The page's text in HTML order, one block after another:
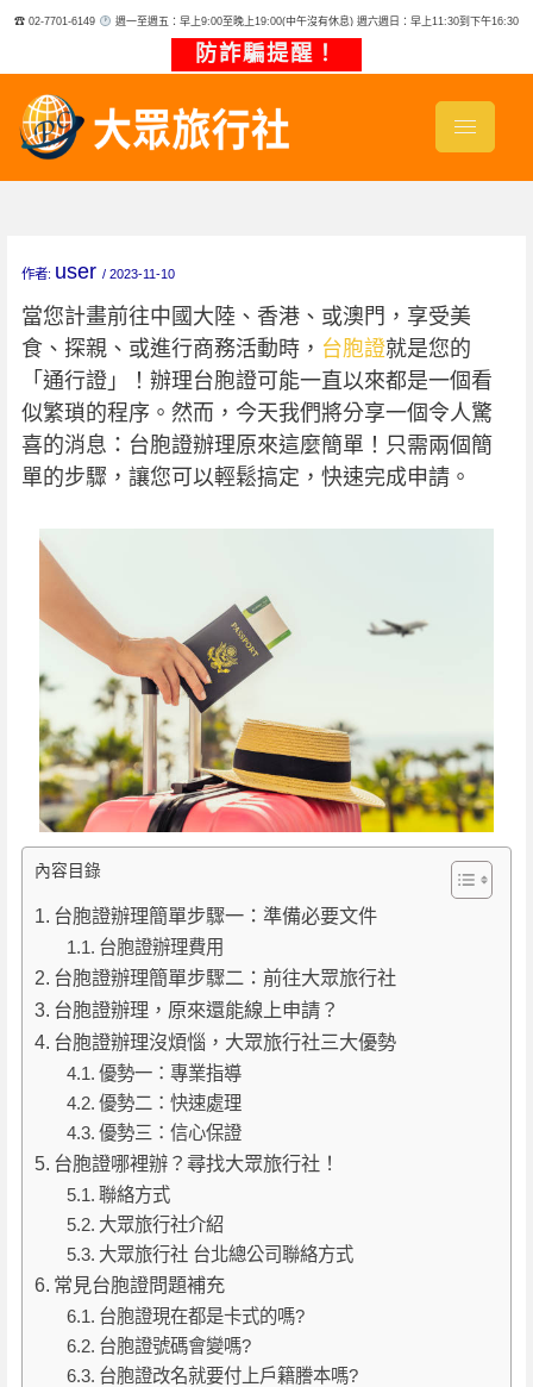
☎ 02-7701-6149 週一至週五：早上9:00至晚上19:00(中午沒有休息) 週六週日：早上11:30到下午16:30
防詐騙提醒！
作者: user / 2023-11-10
當您計畫前往中國大陸、香港、或澳門，享受美
食、探親、或進行商務活動時， 台胞證就是您的
「通行證」！辦理台胞證可能一直以來都是一個看
似繁瑣的程序。然而，今天我們將分享一個令人驚
喜的消息：台胞證辦理原來這麼簡單！只需兩個簡
單的步驟，讓您可以輕鬆搞定，快速完成申請。
內容目錄
台胞證辦理簡單步驟一：準備必要文件
台胞證辦理費用
台胞證辦理簡單步驟二：前往大眾旅行社
台胞證辦理，原來還能線上申請？
台胞證辦理沒煩惱，大眾旅行社三大優勢
優勢一：專業指導
優勢二：快速處理
優勢三：信心保證
台胞證哪裡辦？尋找大眾旅行社！
聯絡方式
大眾旅行社介紹
大眾旅行社 台北總公司聯絡方式
常見台胞證問題補充
台胞證現在都是卡式的嗎?
台胞證號碼會變嗎?
台胞證改名就要付上戶籍謄本嗎?